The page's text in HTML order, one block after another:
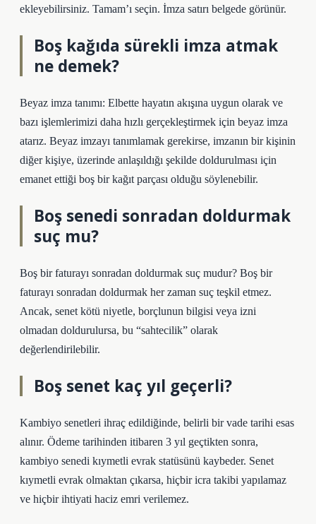
ekleyebilirsiniz. Tamam’ı seçin. İmza satırı belgede görünür.
Boş kağıda sürekli imza atmak
ne demek?
Beyaz imza tanımı: Elbette hayatın akışına uygun olarak ve
bazı işlemlerimizi daha hızlı gerçekleştirmek için beyaz imza
atarız. Beyaz imzayı tanımlamak gerekirse, imzanın bir kişinin
diğer kişiye, üzerinde anlaşıldığı şekilde doldurulması için
emanet ettiği boş bir kağıt parçası olduğu söylenebilir.
Boş senedi sonradan doldurmak
suç mu?
Boş bir faturayı sonradan doldurmak suç mudur? Boş bir
faturayı sonradan doldurmak her zaman suç teşkil etmez.
Ancak, senet kötü niyetle, borçlunun bilgisi veya izni
olmadan doldurulursa, bu “sahtecilik” olarak
değerlendirilebilir.
Boş senet kaç yıl geçerli?
Kambiyo senetleri ihraç edildiğinde, belirli bir vade tarihi esas
alınır. Ödeme tarihinden itibaren 3 yıl geçtikten sonra,
kambiyo senedi kıymetli evrak statüsünü kaybeder. Senet
kıymetli evrak olmaktan çıkarsa, hiçbir icra takibi yapılamaz
ve hiçbir ihtiyati haciz emri verilemez.